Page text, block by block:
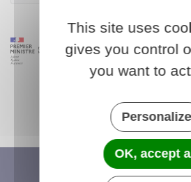
This site uses
gives you control
you want to
Personalize
OK, accept